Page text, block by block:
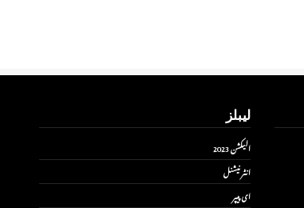
لیبلز
الیکشن 2023
انٹر نیشنل
ای پیپر